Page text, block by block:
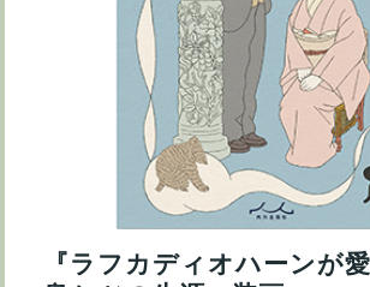
『ラフカディオハーンが